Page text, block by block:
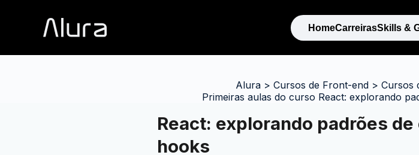
HomeCarreirasSkills &
Alura > Cursos de Front-end > Cursos
Primeiras aulas do curso React: explorando
React: explorando padrões
hooks